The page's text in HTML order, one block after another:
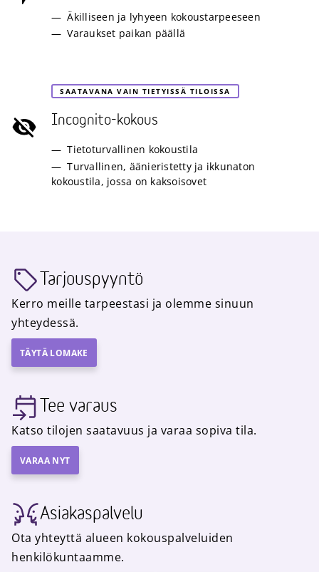
Äkilliseen ja lyhyeen kokoustarpeeseen
Varaukset paikan päällä
SAATAVANA VAIN TIETYISSÄ TILOISSA
Incognito-kokous
Tietoturvallinen kokoustila
Turvallinen, äänieristetty ja ikkunaton
kokoustila, jossa on kaksoisovet
Tarjouspyyntö
Kerro meille tarpeestasi ja olemme sinuun
yhteydessä.
TÄYTÄ LOMAKE
Tee varaus
Katso tilojen saatavuus ja varaa sopiva tila.
VARAA NYT
Asiakaspalvelu
Ota yhteyttä alueen kokouspalveluiden
henkilökuntaamme.